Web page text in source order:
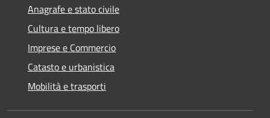
Anagrafe e stato civile
Cultura e tempo libero
Imprese e Commercio
Catasto e urbanistica
Mobilità e trasporti